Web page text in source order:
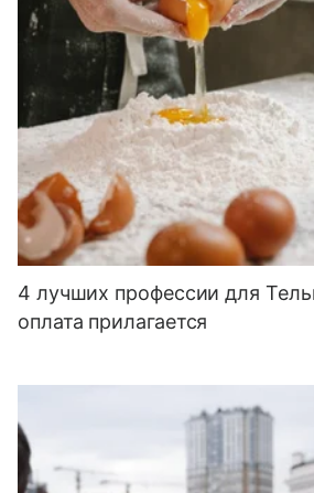
4 лучших профессии для
оплата прилагается